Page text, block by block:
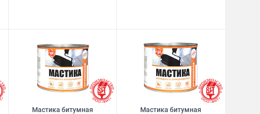
Мастика битумная
Мастика битумная